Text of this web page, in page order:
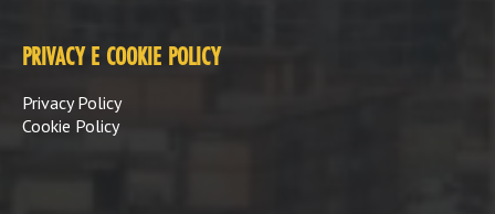
PRIVACY E COOKIE POLICY
Privacy Policy
Cookie Policy